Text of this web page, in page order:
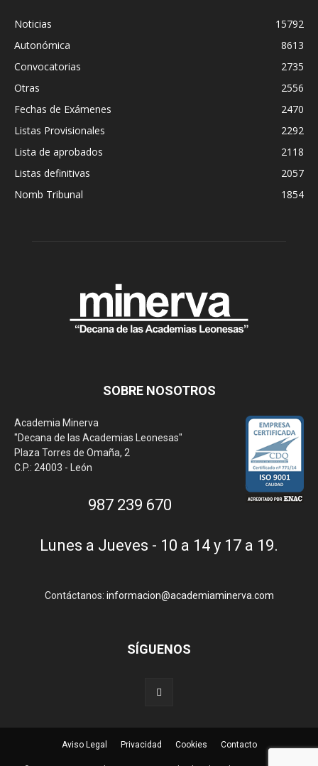
Noticias
15792
Autonómica
8613
Convocatorias
2735
Otras
2556
Fechas de Exámenes
2470
Listas Provisionales
2292
Lista de aprobados
2118
Listas definitivas
2057
Nomb Tribunal
1854
SOBRE NOSOTROS
Academia Minerva
"Decana de las Academias Leonesas"
Plaza Torres de Omaña, 2
C.P.: 24003 - León
987 239 670
Lunes a Jueves - 10 a 14 y 17 a 19.
Contáctanos: informacion@academiaminerva.com
SÍGUENOS
Aviso Legal Privacidad Cookies Contacto